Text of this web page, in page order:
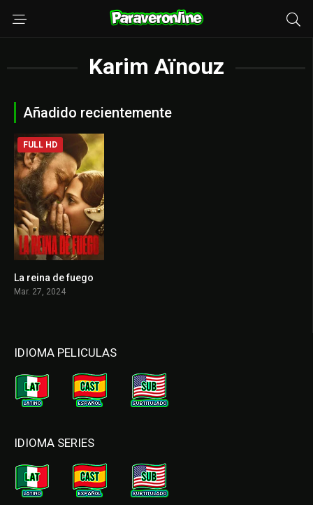
Karim Aïnouz
Añadido recientemente
6.2
FULL HD
La reina de fuego
Mar. 27, 2024
IDIOMA PELICULAS
IDIOMA SERIES